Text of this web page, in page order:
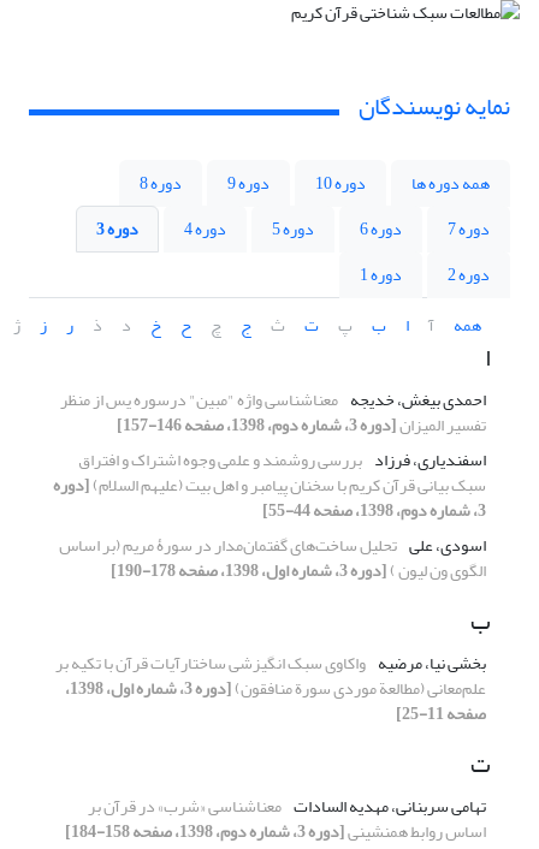
نمایه نویسندگان
همه دوره ها دوره 10 دوره 9
دوره 8
دوره 7
دوره 6 دوره 5 دوره 4
دوره 3
دوره 2
دوره 1
همه
آ ا ب پ ت ث ج چ ح خ د ذ ر ز ژ
ا
احمدی بیغش، خدیجه معناشناسی واژه "مبین" درسوره یس از منظر
تفسیر المیزان[دوره 3، شماره دوم، 1398، صفحه 146-157]
اسفندیاری، فرزاد بررسی روشمند و علمی وجوه اشتراک و افتراق
سبک بیانی قرآن کریم با سخنان پیامبر و اهل بیت (علیهم السلام)[دوره
3، شماره دوم، 1398، صفحه 44-55]
اسودی، علی تحلیل ساخت‌های گفتمان‌مدار در سورۀ مریم (بر اساس
الگوی ون لیون )[دوره 3، شماره اول، 1398، صفحه 178-190]
ب
بخشی نیا، مرضیه واکاوی سبک انگیزشی ساختار‌آیات قرآن با تکیه بر
علم‌معانی (مطالعة موردی سورة منافقون) [دوره 3، شماره اول، 1398،
صفحه 11-25]
ت
تهامی سربنانی، مهدیه السادات معناشناسی «شرب» در قرآن بر
اساس روابط همنشینی[دوره 3، شماره دوم، 1398، صفحه 158-184]